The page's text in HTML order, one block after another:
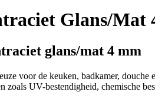
Glans/Mat
glans/mat 4 mm
voor de keuken, badkamer,
UV-bestendigheid, chemische